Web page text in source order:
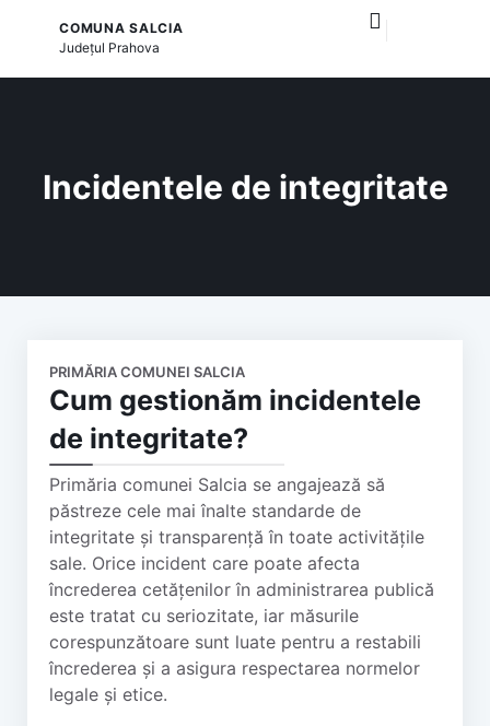
COMUNA SALCIA
Județul Prahova
Incidentele de integritate
PRIMĂRIA COMUNEI SALCIA
Cum gestionăm incidentele
de integritate?
Primăria comunei Salcia se angajează să
păstreze cele mai înalte standarde de
integritate și transparență în toate activitățile
sale. Orice incident care poate afecta
încrederea cetățenilor în administrarea publică
este tratat cu seriozitate, iar măsurile
corespunzătoare sunt luate pentru a restabili
încrederea și a asigura respectarea normelor
legale și etice.